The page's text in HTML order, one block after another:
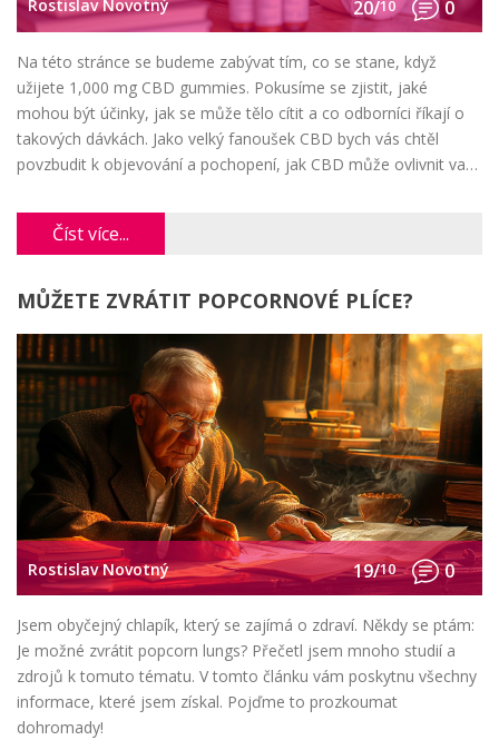
Rostislav Novotný 20/10 0
Na této stránce se budeme zabývat tím, co se stane, když
užijete 1,000 mg CBD gummies. Pokusíme se zjistit, jaké
mohou být účinky, jak se může tělo cítit a co odborníci říkají o
takových dávkách. Jako velký fanoušek CBD bych vás chtěl
povzbudit k objevování a pochopení, jak CBD může ovlivnit vaše
konzultovat své dávkování s lékařem.
Číst více...
MŮŽETE ZVRÁTIT POPCORNOVÉ PLÍCE?
Rostislav Novotný 19/10 0
Jsem obyčejný chlapík, který se zajímá o zdraví. Někdy se ptám:
Je možné zvrátit popcorn lungs? Přečetl jsem mnoho studií a
zdrojů k tomuto tématu. V tomto článku vám poskytnu všechny
informace, které jsem získal. Pojďme to prozkoumat
dohromady!